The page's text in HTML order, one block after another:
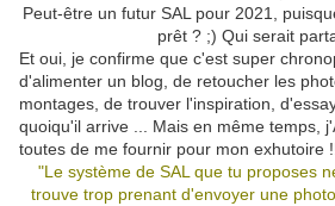
Peut-être un futur SAL pour 2021,
prêt ? ;) Qui serait
Et oui, je confirme que c'est super
d'alimenter un blog, de retoucher les
montages, de trouver l'inspiration,
quoiqu'il arrive ... Mais en même temps,
toutes de me fournir pour mon exhutoire
"Le système de SAL que tu proposes
trouve trop prenant d'envoyer une